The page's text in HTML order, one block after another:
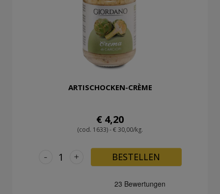
ARTISCHOCKEN-CRÈME
€ 4,20
(cod. 1633) - € 30,00/kg.
+
- BESTELLEN